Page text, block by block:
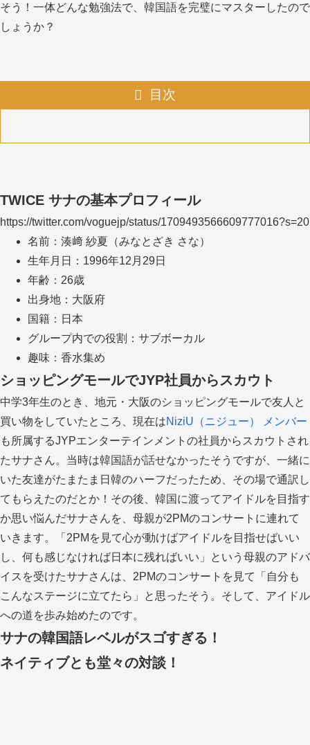
そう！一体どんな勉強法で、韓国語を完璧にマスターしたので
しょうか？
目次
TWICE サナの基本プロフィール
https://twitter.com/voguejp/status/1709493566609777016?s=20
名前：湊﨑 紗夏（みなとざき さな）
生年月日：1996年12月29日
年齢：26歳
出身地：大阪府
国籍：日本
グループ内での役割：サブボーカル
趣味：香水集め
ショッピングモールでJYP社員からスカウト
中学3年生のとき、地元・大阪のショッピングモールで友人と
買い物をしていたところ、現在はNiziU（ニジュー） メンバー
も所属するJYPエンターテインメントの社員からスカウトされ
たサナさん。当時は韓国語が話せなかったそうですが、一緒に
いた友達がたまたま日韓のハーフだったため、その場で通訳し
てもらえたのだとか！その後、韓国に渡ってアイドルを目指す
か思い悩んだサナさんを、母親が2PMのコンサートに連れて
いきます。「2PMを見て心が動けばアイドルを目指せばいい
し、何も感じなければ日本に残ればいい」という母親のアドバ
イスを受けたサナさんは、2PMのコンサートを見て「自分も
こんなステージに立てたら」と思ったそう。そして、アイドル
への道を歩み始めたのです。
サナの韓国語レベルがスゴすぎる！
ネイティブとも堂々の対談！